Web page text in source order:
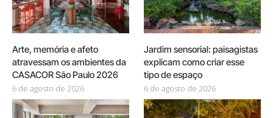
Arte, memória e afeto
atravessam os ambientes da
CASACOR São Paulo 2026
6 de agosto de 2026
Jardim sensorial: paisagistas
explicam como criar esse
tipo de espaço
6 de agosto de 2026